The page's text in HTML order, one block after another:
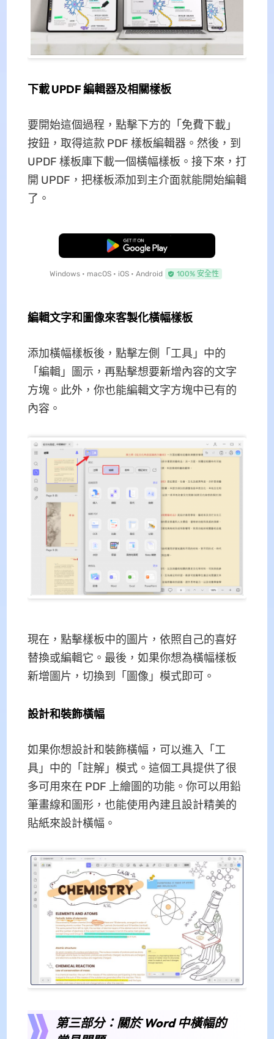
下載 UPDF 編輯器及相關樣板
要開始這個過程，點擊下方的「免費下載」
按鈕，取得這款 PDF 樣板編輯器。然後，到
UPDF 樣板庫下載一個橫幅樣板。接下來，打
開 UPDF，把樣板添加到主介面就能開始編輯
了。
免費下載
Windows • macOS • iOS • Android 100% 安全性
編輯文字和圖像來客製化橫幅樣板
添加橫幅樣板後，點擊左側「工具」中的
「編輯」圖示，再點擊想要新增內容的文字
方塊。此外，你也能編輯文字方塊中已有的
內容。
現在，點擊樣板中的圖片，依照自己的喜好
替換或編輯它。最後，如果你想為橫幅樣板
新增圖片，切換到「圖像」模式即可。
設計和裝飾橫幅
如果你想設計和裝飾橫幅，可以進入「工
具」中的「註解」模式。這個工具提供了很
多可用來在 PDF 上繪圖的功能。你可以用鉛
筆畫線和圖形，也能使用內建且設計精美的
貼紙來設計橫幅。
第三部分：關於 Word 中橫幅的